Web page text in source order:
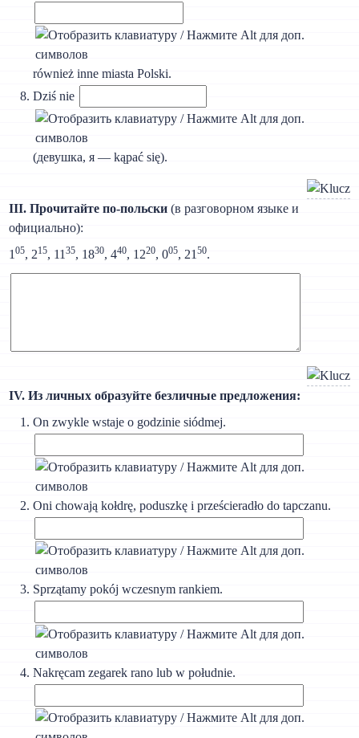
również inne miasta Polski.
Dziś nie
(девушка, я — kąpać się).
III. Прочитайте по-польски (в разговорном языке и
официально):
105, 215, 1135, 1830, 440, 1220, 005, 2150.
IV. Из личных образуйте безличные предложения:
On zwykle wstaje о godzinie siódmej.
Oni chowają kołdrę, poduszkę i prześcieradło do tapczanu.
Sprzątamy pokój wczesnym rankiem.
Nakręcam zegarek rano lub w południe.